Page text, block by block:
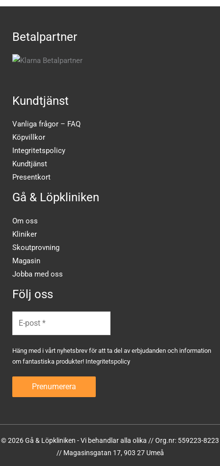
Betalpartner
Kundtjänst
Vanliga frågor – FAQ
Köpvillkor
Integritetspolicy
Kundtjänst
Presentkort
Gå & Löpkliniken
Om oss
Kliniker
Skoutprovning
Magasin
Jobba med oss
Följ oss
Häng med i vårt nyhetsbrev för att ta del av erbjudanden och information
om fantastiska produkter! Integritetspolicy
© 2026 Gå & Löpkliniken - Vi behandlar alla olika // Org.nr: 559223-8223
// Magasinsgatan 17, 903 27 Umeå